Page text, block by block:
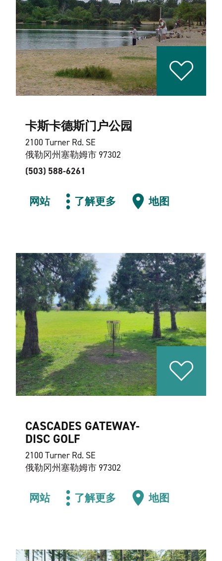
卡斯卡德斯门户公园
2100 Turner Rd. SE
俄勒冈州塞勒姆市 97302
(503) 588-6261
网站 了解更多 地图
CASCADES GATEWAY-
DISC GOLF
2100 Turner Rd. SE
俄勒冈州塞勒姆市 97302
网站 了解更多 地图